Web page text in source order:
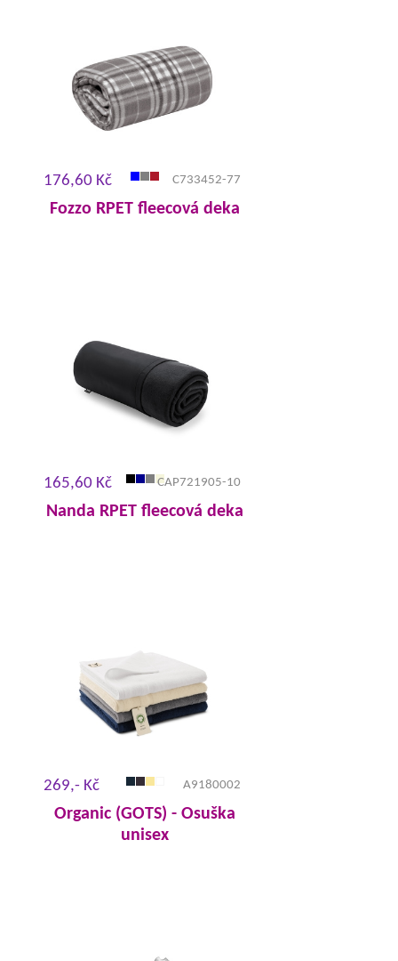
176,60 Kč C733452-77
Fozzo RPET fleecová deka
165,60 Kč CAP721905-10
Nanda RPET fleecová deka
269,- Kč A9180002
Organic (GOTS) - Osuška
unisex